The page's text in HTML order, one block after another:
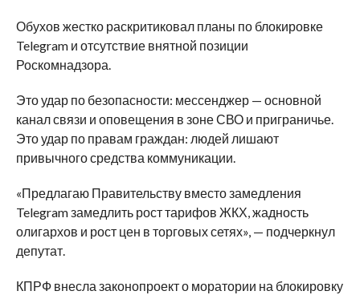
Обухов жестко раскритиковал планы по блокировке
Telegram и отсутствие внятной позиции
Роскомнадзора.
Это удар по безопасности: мессенджер — основной
канал связи и оповещения в зоне СВО и приграничье.
Это удар по правам граждан: людей лишают
привычного средства коммуникации.
«Предлагаю Правительству вместо замедления
Telegram замедлить рост тарифов ЖКХ, жадность
олигархов и рост цен в торговых сетях», — подчеркнул
депутат.
КПРФ внесла законопроект о моратории на блокировку